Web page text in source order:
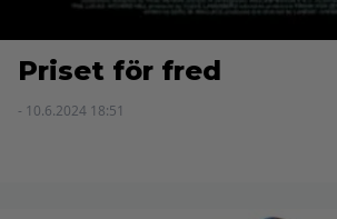
Priset för fred
- 10.6.2024 18:51